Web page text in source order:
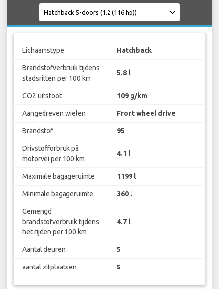
Lichaamstype Hatchback
Brandstofverbruik tijdens
stadsritten per 100 km
5.8 l
CO2 uitstoot 109 g/km
Aangedreven wielen Front wheel drive
Brandstof 95
Drivstofforbruk på
motorvei per 100 km
4.1 l
Maximale bagageruimte 1199 l
Minimale bagageruimte 360 l
Gemengd
brandstofverbruik tijdens
het rijden per 100 km
4.7 l
Aantal deuren 5
aantal zitplaatsen 5